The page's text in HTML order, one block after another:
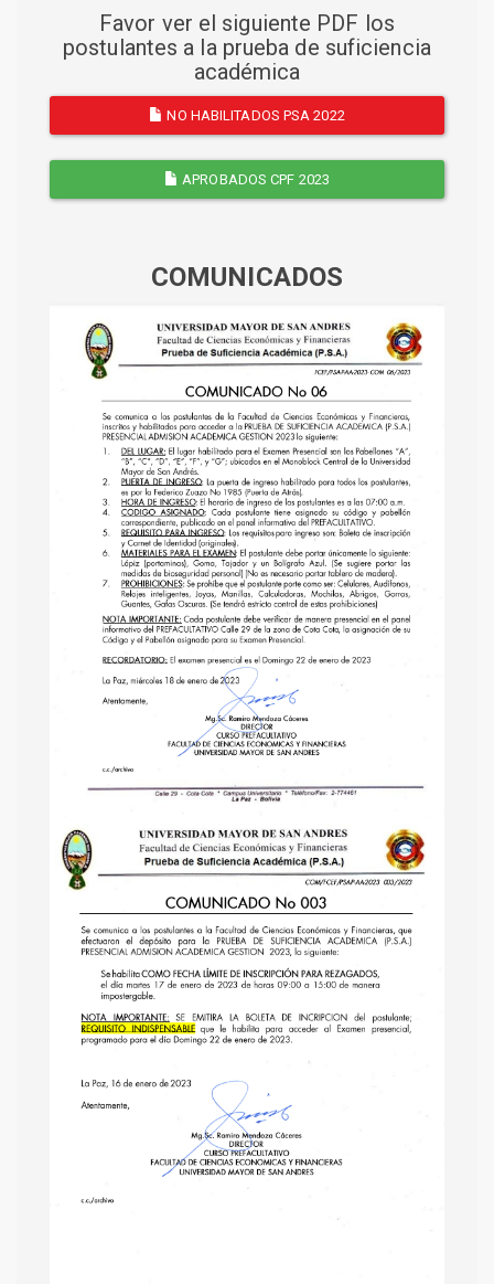
Favor ver el siguiente PDF los
postulantes a la prueba de suficiencia
académica
NO HABILITADOS PSA 2022
APROBADOS CPF 2023
COMUNICADOS